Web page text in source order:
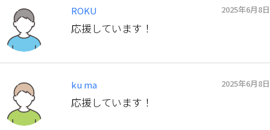
ROKU 2025年6月8日
応援しています！
ku ma 2025年6月8日
応援しています！